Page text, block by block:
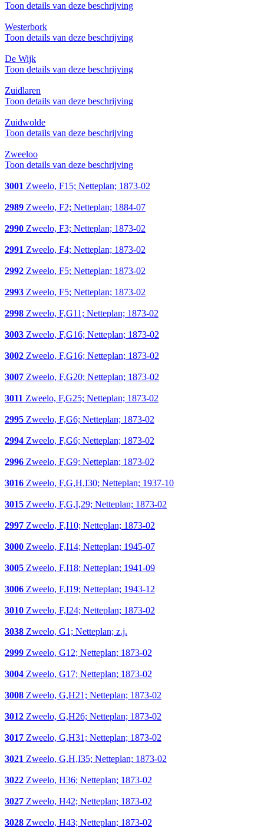
Toon details van deze beschrijving
Westerbork
Toon details van deze beschrijving
De Wijk
Toon details van deze beschrijving
Zuidlaren
Toon details van deze beschrijving
Zuidwolde
Toon details van deze beschrijving
Zweeloo
Toon details van deze beschrijving
3001 Zweelo, F15; Netteplan; 1873-02
2989 Zweelo, F2; Netteplan; 1884-07
2990 Zweelo, F3; Netteplan; 1873-02
2991 Zweelo, F4; Netteplan; 1873-02
2992 Zweelo, F5; Netteplan; 1873-02
2993 Zweelo, F5; Netteplan; 1873-02
2998 Zweelo, F,G11; Netteplan; 1873-02
3003 Zweelo, F,G16; Netteplan; 1873-02
3002 Zweelo, F,G16; Netteplan; 1873-02
3007 Zweelo, F,G20; Netteplan; 1873-02
3011 Zweelo, F,G25; Netteplan; 1873-02
2995 Zweelo, F,G6; Netteplan; 1873-02
2994 Zweelo, F,G6; Netteplan; 1873-02
2996 Zweelo, F,G9; Netteplan; 1873-02
3016 Zweelo, F,G,H,I30; Netteplan; 1937-10
3015 Zweelo, F,G,I,29; Netteplan; 1873-02
2997 Zweelo, F,I10; Netteplan; 1873-02
3000 Zweelo, F,I14; Netteplan; 1945-07
3005 Zweelo, F,I18; Netteplan; 1941-09
3006 Zweelo, F,I19; Netteplan; 1943-12
3010 Zweelo, F,I24; Netteplan; 1873-02
3038 Zweelo, G1; Netteplan; z.j.
2999 Zweelo, G12; Netteplan; 1873-02
3004 Zweelo, G17; Netteplan; 1873-02
3008 Zweelo, G,H21; Netteplan; 1873-02
3012 Zweelo, G,H26; Netteplan; 1873-02
3017 Zweelo, G,H31; Netteplan; 1873-02
3021 Zweelo, G,H,I35; Netteplan; 1873-02
3022 Zweelo, H36; Netteplan; 1873-02
3027 Zweelo, H42; Netteplan; 1873-02
3028 Zweelo, H43; Netteplan; 1873-02